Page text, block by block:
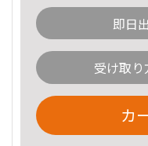
即日
受け取
カ